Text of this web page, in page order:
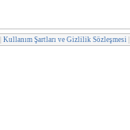
Kullanım Şartları ve Gizlilik Sözleşmesi